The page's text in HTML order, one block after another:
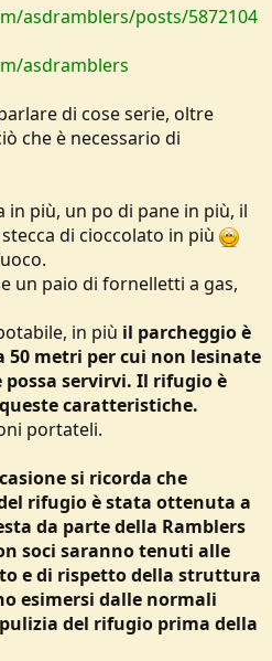
asdramblers/posts/5872104
asdramblers
di cose serie, oltre
che è necessario di
in più, un po di pane in più, il
di cioccolato in più
un paio di fornelletti a gas,
in più il parcheggio è
metri per cui non lesinate
servirvi. Il rifugio è
caratteristiche.
portateli.
si ricorda che
rifugio è stata ottenuta a
da parte della Ramblers
soci saranno tenuti alle
e di rispetto della struttura
esimersi dalle normali
del rifugio prima della